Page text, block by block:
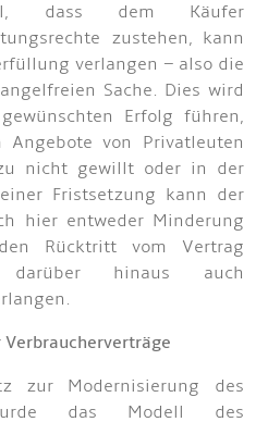
dass dem Käufer
zustehen, kann
verlangen – also die
Sache. Dies wird
Erfolg führen,
von Privatleuten
nicht gewillt oder in der
Fristsetzung kann der
hier entweder Minderung
Rücktritt vom Vertrag
hinaus auch
zur Modernisierung des
das Modell des